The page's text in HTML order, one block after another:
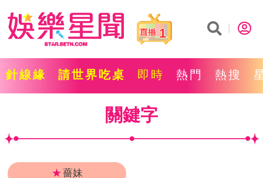
1
針線緣 請世界吃桌 即時 熱門 熱搜
關鍵字
★薔妹